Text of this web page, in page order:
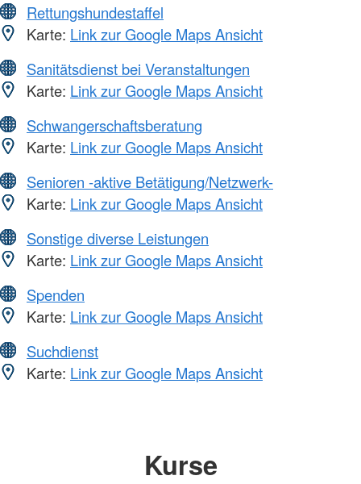
Rettungshundestaffel
Karte: Link zur Google Maps Ansicht
Sanitätsdienst bei Veranstaltungen
Karte: Link zur Google Maps Ansicht
Schwangerschaftsberatung
Karte: Link zur Google Maps Ansicht
Senioren -aktive Betätigung/Netzwerk-
Karte: Link zur Google Maps Ansicht
Sonstige diverse Leistungen
Karte: Link zur Google Maps Ansicht
Spenden
Karte: Link zur Google Maps Ansicht
Suchdienst
Karte: Link zur Google Maps Ansicht
Kurse